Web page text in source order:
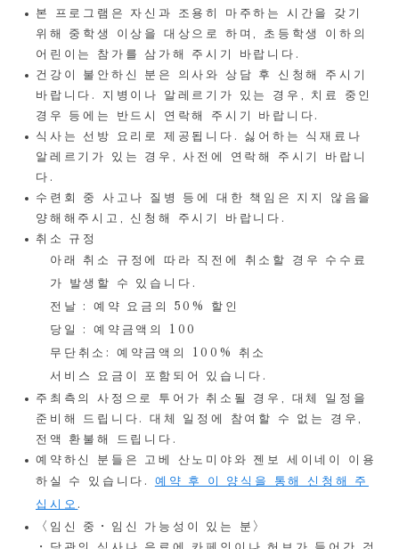
본 프로그램은 자신과 조용히 마주하는 시간을 갖기
위해 중학생 이상을 대상으로 하며, 초등학생 이하의
어린이는 참가를 삼가해 주시기 바랍니다.
건강이 불안하신 분은 의사와 상담 후 신청해 주시기
바랍니다. 지병이나 알레르기가 있는 경우, 치료 중인
경우 등에는 반드시 연락해 주시기 바랍니다.
식사는 선방 요리로 제공됩니다. 싫어하는 식재료나
알레르기가 있는 경우, 사전에 연락해 주시기 바랍니
다.
수련회 중 사고나 질병 등에 대한 책임은 지지 않음을
양해해주시고, 신청해 주시기 바랍니다.
취소 규정
아래 취소 규정에 따라 직전에 취소할 경우 수수료
가 발생할 수 있습니다.
전날 : 예약 요금의 50% 할인
당일 : 예약금액의 100
무단취소: 예약금액의 100% 취소
서비스 요금이 포함되어 있습니다.
주최측의 사정으로 투어가 취소될 경우, 대체 일정을
준비해 드립니다. 대체 일정에 참여할 수 없는 경우,
전액 환불해 드립니다.
예약하신 분들은 고베 산노미야와 젠보 세이네이 이용
하실 수 있습니다. 예약 후 이 양식을 통해 신청해 주
십시오 .
〈임신 중・임신 가능성이 있는 분〉